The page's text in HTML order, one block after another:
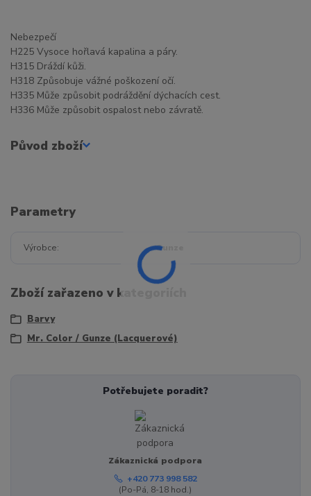
Nebezpečí
H225 Vysoce hořlavá kapalina a páry.
H315 Dráždí kůži.
H318 Způsobuje vážné poškození očí.
H335 Může způsobit podráždění dýchacích cest.
H336 Může způsobit ospalost nebo závratě.
Původ zboží
Parametry
Výrobce Gunze
Zboží zařazeno v kategoriích
Barvy
Mr. Color / Gunze (Lacquerové)
Potřebujete poradit?
Zákaznická podpora
+420 773 998 582
(Po-Pá, 8-18 hod.)